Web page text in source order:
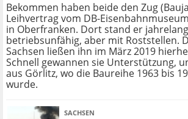
Bekommen haben beide den Zug
Leihvertrag vom DB-
in Oberfranken. Dort stand er
betriebsunfähig, aber mit Roststellen.
Sachsen ließen ihn im März 2019
Schnell gewannen sie Unterstützung,
aus Görlitz, wo die Baureihe 1963 bis
wurde.
SACHSEN